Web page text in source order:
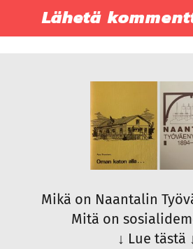
Mikä on Naantalin
Mitä on
↓ Lue tästä